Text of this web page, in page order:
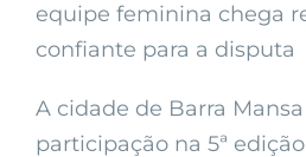
equipe feminina chega
confiante para a disputa
A cidade de Barra
participação na 5ª